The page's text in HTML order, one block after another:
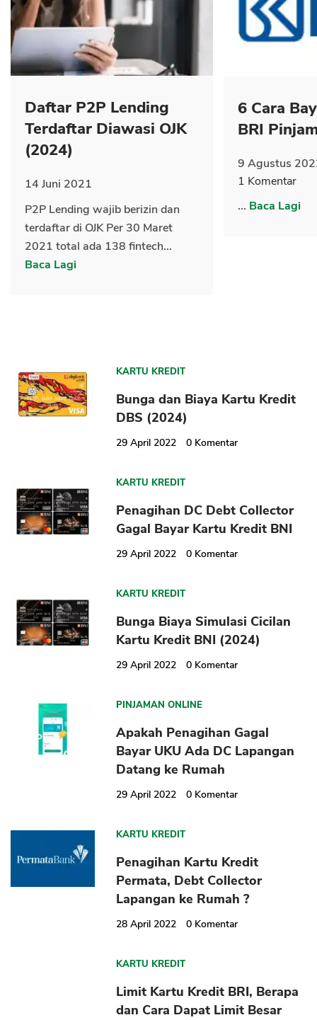
Daftar P2P Lending
Terdaftar Diawasi OJK
(2024)
14 Juni 2021
P2P Lending wajib berizin dan
terdaftar di OJK Per 30 Maret
2021 total ada 138 fintech...
Baca Lagi
6 Cara
BRI
9 Agustus
1 Komentar
... Baca Lagi
KARTU KREDIT
Bunga dan Biaya Kartu Kredit
DBS (2024)
29 April 2022 0 Komentar
KARTU KREDIT
Penagihan DC Debt Collector
Gagal Bayar Kartu Kredit BNI
29 April 2022 0 Komentar
KARTU KREDIT
Bunga Biaya Simulasi Cicilan
Kartu Kredit BNI (2024)
29 April 2022 0 Komentar
PINJAMAN ONLINE
Apakah Penagihan Gagal
Bayar UKU Ada DC Lapangan
Datang ke Rumah
29 April 2022 0 Komentar
KARTU KREDIT
Penagihan Kartu Kredit
Permata, Debt Collector
Lapangan ke Rumah ?
28 April 2022 0 Komentar
KARTU KREDIT
Limit Kartu Kredit BRI, Berapa
dan Cara Dapat Limit Besar